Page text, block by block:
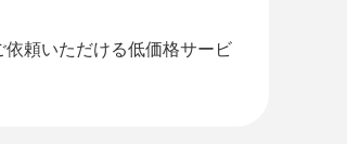
頼いただける低価格サービ